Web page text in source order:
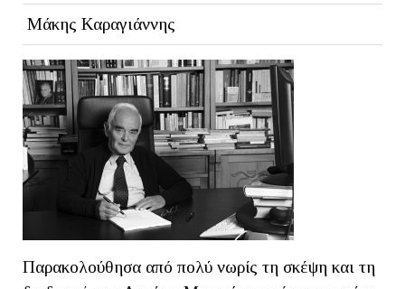
Μάκης Καραγιάννης
Παρακολούθησα από πολύ νωρίς τη σκέψη και τη